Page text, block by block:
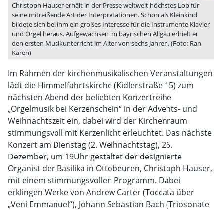
Christoph Hauser erhält in der Presse weltweit höchstes Lob für
seine mitreißende Art der Interpretationen. Schon als Kleinkind
bildete sich bei ihm ein großes Interesse für die Instrumente Klavier
und Orgel heraus. Aufgewachsen im bayrischen Allgäu erhielt er
den ersten Musikunterricht im Alter von sechs Jahren. (Foto: Ran
Karen)
Im Rahmen der kirchenmusikalischen Veranstaltungen
lädt die Himmelfahrtskirche (Kidlerstraße 15) zum
nächsten Abend der beliebten Konzertreihe
„Orgelmusik bei Kerzenschein“ in der Advents- und
Weihnachtszeit ein, dabei wird der Kirchenraum
stimmungsvoll mit Kerzenlicht erleuchtet. Das nächste
Konzert am Dienstag (2. Weihnachtstag), 26.
Dezember, um 19Uhr gestaltet der designierte
Organist der Basilika in Ottobeuren, Christoph Hauser,
mit einem stimmungsvollen Programm. Dabei
erklingen Werke von Andrew Carter (Toccata über
„Veni Emmanuel“), Johann Sebastian Bach (Triosonate